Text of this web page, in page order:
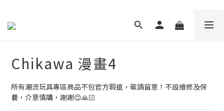
Chikawa 漫畫4
所有潮流玩具專區商品不包官方瑕疵，敬請留意！不設維修及保
養，介意慎購，謝謝😊🙏🏻